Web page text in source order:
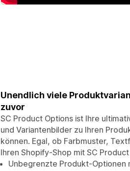
Unendlich viele
zuvor
SC Product Options ist Ihre
und Variantenbilder zu Ihren
können. Egal, ob Farbmuster,
Ihren Shopify-Shop mit SC
Unbegrenzte Produkt-